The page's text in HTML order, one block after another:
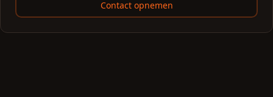
Contact opnemen